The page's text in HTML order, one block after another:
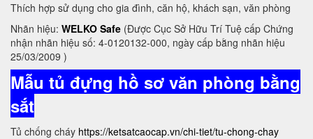
Thích hợp sử dụng cho gia đình, căn hộ, khách sạn, văn phòng
Nhãn hiệu: WELKO Safe (Được Cục Sở Hữu Trí Tuệ cấp Chứng
nhận nhãn hiệu số: 4-0120132-000, ngày cấp bằng nhãn hiệu
25/03/2009 )
Mẫu tủ đựng hồ sơ văn phòng bằng
sắt
Tủ chống cháy https://ketsatcaocap.vn/chi-tiet/tu-chong-chay